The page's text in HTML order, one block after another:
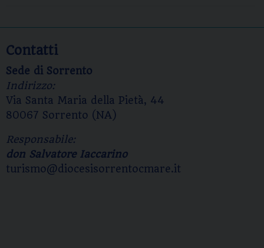
Contatti
Sede di Sorrento
Indirizzo:
Via Santa Maria della Pietà, 44
80067 Sorrento (NA)
Responsabile:
don Salvatore Iaccarino
turismo@diocesisorrentocmare.it